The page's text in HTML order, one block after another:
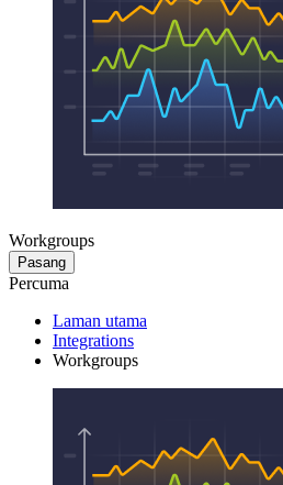
Workgroups
Pasang
Percuma
Laman utama
Integrations
Workgroups